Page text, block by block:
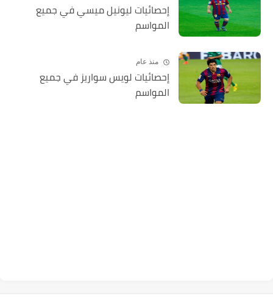
إحصائيات ليونيل ميسي في جميع
المواسم
منذ عام
إحصائيات لويس سواريز في جميع
المواسم